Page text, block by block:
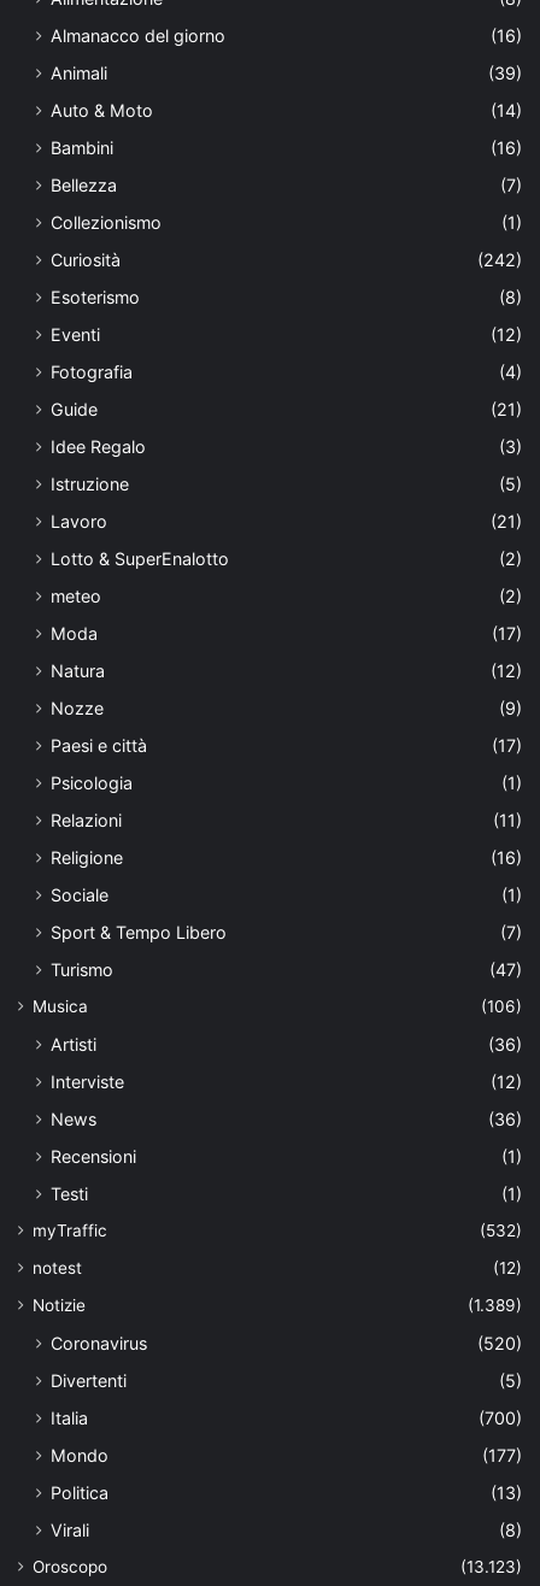
Almanacco del giorno
(16)
Animali
(39)
Auto & Moto
(14)
Bambini
(16)
Bellezza
(7)
Collezionismo
(1)
Curiosità
(242)
Esoterismo
(8)
Eventi
(12)
Fotografia
(4)
Guide
(21)
Idee Regalo
(3)
Istruzione
(5)
Lavoro
(21)
Lotto & SuperEnalotto
(2)
meteo
(2)
Moda
(17)
Natura
(12)
Nozze
(9)
Paesi e città
(17)
Psicologia
(1)
Relazioni
(11)
Religione
(16)
Sociale
(1)
Sport & Tempo Libero
(7)
Turismo
(47)
Musica (106)
Artisti
(36)
Interviste
(12)
News
(36)
Recensioni
(1)
Testi
(1)
myTraffic
(532)
notest
(12)
Notizie
(1.389)
Coronavirus
(520)
Divertenti
(5)
Italia
(700)
Mondo
(177)
Politica
(13)
Virali
(8)
Oroscopo (13.123)